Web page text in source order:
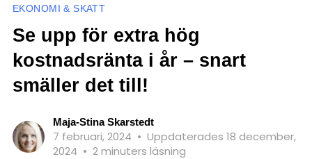
EKONOMI & SKATT
Se upp för extra hög
kostnadsränta i år – snart
smäller det till!
Maja-Stina Skarstedt
7 februari, 2024 • Uppdaterades 18 december,
2024 • 2 minuters läsning